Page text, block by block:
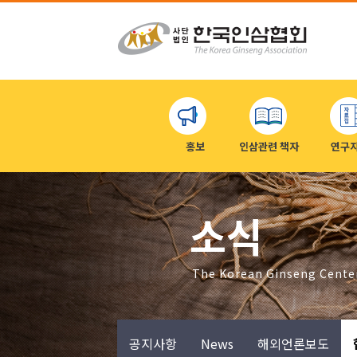
홍보 인삼관련 책자 연구
소식
The Korean Ginseng
공지사항 News 해외언론보도